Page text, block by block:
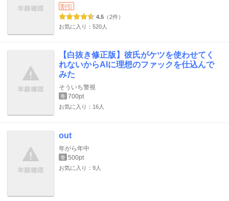
割引
4.5 （2件）
お気に入り：520人
【白抜き修正版】彼氏がケツを使わせてく
れないからAIに理想のファックを仕込んで
みた
そういち警視
巻 700pt
お気に入り：16人
out
年がら年中
巻 500pt
お気に入り：9人